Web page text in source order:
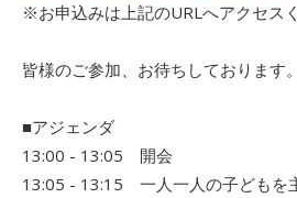
※お申込みは上記のURLへアクセス
皆様のご参加、お待ちしております。
■アジェンダ
13:00 - 13:05 開会
13:05 - 13:15 一人一人の子どもを